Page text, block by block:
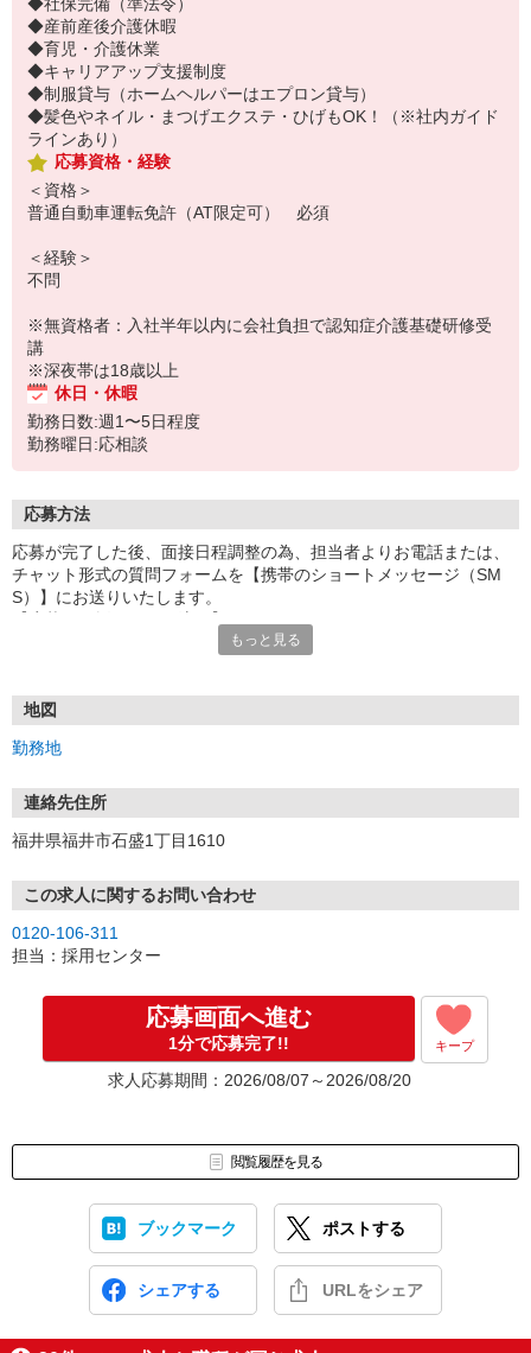
◆産前産後介護休暇
◆育児・介護休業
◆キャリアアップ支援制度
◆制服貸与（ホームヘルパーはエプロン貸与）
◆髪色やネイル・まつげエクステ・ひげもOK！（※社内ガイド
ラインあり）
応募資格・経験
＜資格＞
普通自動車運転免許（AT限定可） 必須
＜経験＞
不問
※無資格者：入社半年以内に会社負担で認知症介護基礎研修受
講
※深夜帯は18歳以上
休日・休暇
勤務日数:週1〜5日程度
勤務曜日:応相談
応募方法
応募が完了した後、面接日程調整の為、担当者よりお電話または、
チャット形式の質問フォームを【携帯のショートメッセージ（SM
S）】にお送りいたします。
1.応募…Webもしくはお電話より応募ください。
※実技試験はドライバーの職種のみとなります。
もっと見る
地図
勤務地
連絡先住所
福井県福井市石盛1丁目1610
この求人に関するお問い合わせ
0120-106-311
担当：採用センター
応募画面へ進む
1分で応募完了!! キープ
求人応募期間：2026/08/07～2026/08/20
閲覧履歴を見る
ブックマーク ポストする
シェアする URLをシェア